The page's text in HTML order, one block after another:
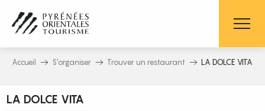
contenu
principal
Accueil S’organiser Trouver un restaurant LA DOLCE VITA
LA DOLCE VITA